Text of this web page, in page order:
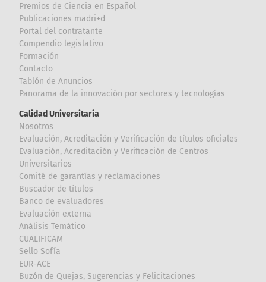
Premios de Ciencia en Español
Publicaciones madri+d
Portal del contratante
Compendio legislativo
Formación
Contacto
Tablón de Anuncios
Panorama de la innovación por sectores y tecnologías
Calidad Universitaria
Nosotros
Evaluación, Acreditación y Verificación de títulos oficiales
Evaluación, Acreditación y Verificación de Centros
Universitarios
Comité de garantías y reclamaciones
Buscador de títulos
Banco de evaluadores
Evaluación externa
Análisis Temático
CUALIFICAM
Sello Sofía
EUR-ACE
Buzón de Quejas, Sugerencias y Felicitaciones